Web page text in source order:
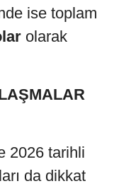
ise toplam
olarak
2026 tarihli
da dikkat